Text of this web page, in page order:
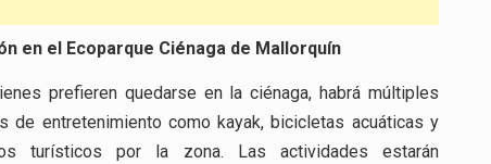
en el Ecoparque Ciénaga de Mallorquín
prefieren quedarse en la ciénaga, habrá múltiples
de entretenimiento como kayak, bicicletas acuáticas y
turísticos por la zona. Las actividades estarán